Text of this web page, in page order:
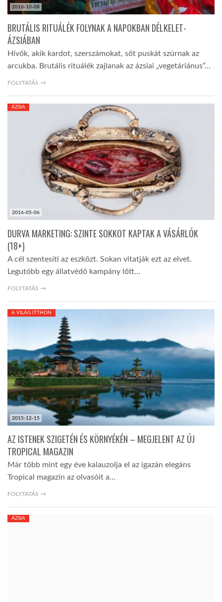
2016-10-08
BRUTÁLIS RITUÁLÉK FOLYNAK A NAPOKBAN DÉLKELET-
ÁZSIÁBAN
Hívők, akik kardot, szerszámokat, sőt puskát szúrnak az
arcukba. Brutális rituálék zajlanak az ázsiai „vegetáriánus”…
FOLYTATÁS →
2016-05-06
ÁZSIA
DURVA MARKETING: SZINTE SOKKOT KAPTAK A VÁSÁRLÓK
(18+)
A cél szentesíti az eszközt. Sokan vitatják ezt az elvet.
Legutóbb egy állatvédő kampány lőtt…
FOLYTATÁS →
2015-12-15
A VILÁG ITTHON
AZ ISTENEK SZIGETÉN ÉS KÖRNYÉKÉN – MEGJELENT AZ ÚJ
TROPICAL MAGAZIN
Már több mint egy éve kalauzolja el az igazán elegáns
Tropical magazin az olvasóit a…
FOLYTATÁS →
ÁZSIA